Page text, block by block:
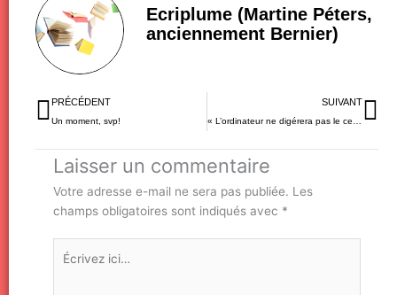
Ecriplume (Martine Péters,
anciennement Bernier)
Précédent
PRÉCÉDENT
Un moment, svp!
SUIVANT
Laisser un commentaire
Votre adresse e-mail ne sera pas publiée. Les
champs obligatoires sont indiqués avec *
Écrivez
ici…